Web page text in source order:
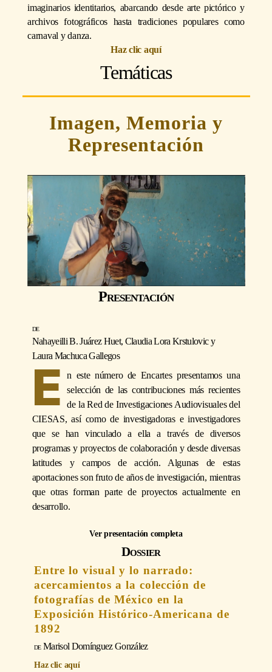
imaginarios identitarios, abarcando desde arte pictórico y
archivos fotográficos hasta tradiciones populares como
carnaval y danza.
Haz clic aquí
Temáticas
Imagen, Memoria y
Representación
Presentación
Nahayeilli B. Juárez Huet, Claudia Lora Krstulovicy
Laura Machuca Gallegos
E
n este número de Encartes presentamos una
selección de las contribuciones más recientes
de la Red de Investigaciones Audiovisuales del
CIESAS, así como de investigadoras e investigadores
que se han vinculado a ella a través de diversos
programas y proyectos de colaboración y desde diversas
latitudes y campos de acción. Algunas de estas
aportaciones son fruto de años de investigación, mientras
que otras forman parte de proyectos actualmente en
desarrollo.
Ver presentación completa
Dossier
Entre lo visual y lo narrado:
acercamientos a la colección de
fotografías de México en la
Exposición Histórico-Americana de
1892
Marisol Domínguez González
Haz clic aquí